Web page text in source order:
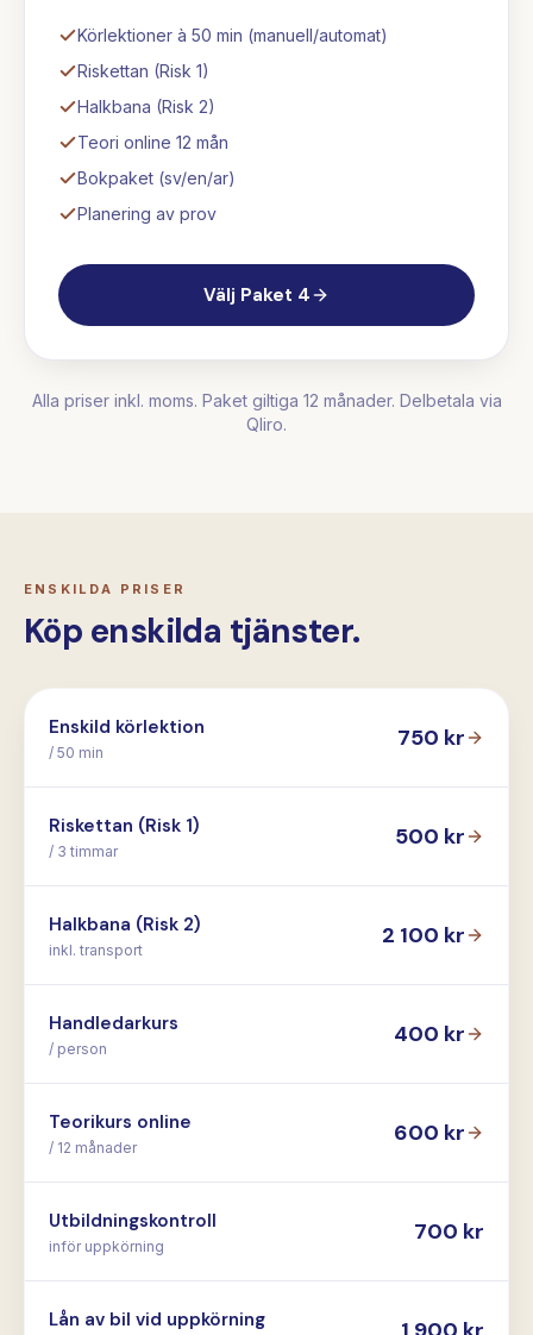
Körlektioner à 50 min (manuell/automat)
Riskettan (Risk 1)
Halkbana (Risk 2)
Teori online 12 mån
Bokpaket (sv/en/ar)
Planering av prov
Välj Paket 4
Alla priser inkl. moms. Paket giltiga 12 månader. Delbetala via
Qliro.
ENSKILDA PRISER
Köp enskilda tjänster.
Enskild körlektion
/ 50 min
750 kr
Riskettan (Risk 1)
/ 3 timmar
500 kr
Halkbana (Risk 2)
inkl. transport
2 100 kr
Handledarkurs
/ person
400 kr
Teorikurs online
/ 12 månader
600 kr
Utbildningskontroll
inför uppkörning
700 kr
Lån av bil vid uppkörning